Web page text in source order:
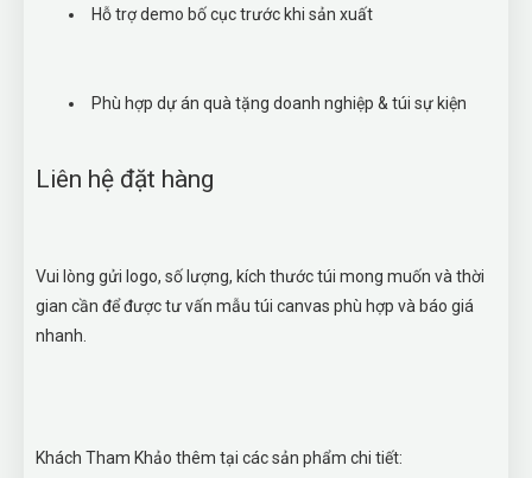
Hỗ trợ demo bố cục trước khi sản xuất
Phù hợp dự án quà tặng doanh nghiệp & túi sự kiện
Liên hệ đặt hàng
Vui lòng gửi logo, số lượng, kích thước túi mong muốn và thời
gian cần để được tư vấn mẫu túi canvas phù hợp và báo giá
nhanh.
Khách Tham Khảo thêm tại các sản phẩm chi tiết: